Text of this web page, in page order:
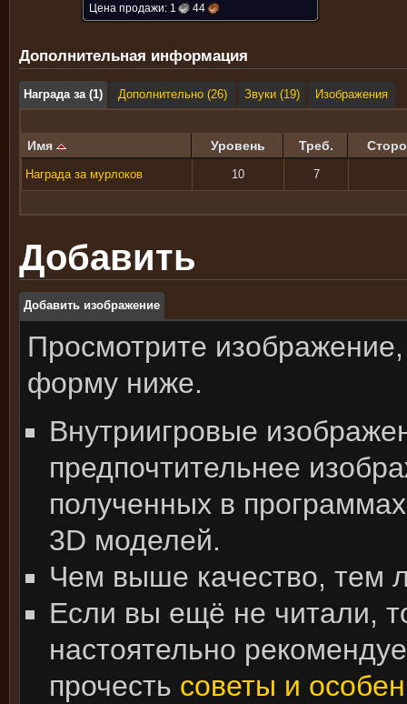
Цена продажи: 1 44
Дополнительная информация
Награда за (1) Дополнительно (26) Звуки (19) Изображения
Имя Уровень Треб.
Награда за мурлоков 10 7
Добавить
Добавить изображение
Просмотрите изображение,
форму ниже.
Внутриигровые
предпочтительнее
полученных в
3D моделей.
Чем выше качество, тем
Если вы ещё не читали,
настоятельно
прочесть советы и